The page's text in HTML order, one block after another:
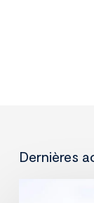
Dernières